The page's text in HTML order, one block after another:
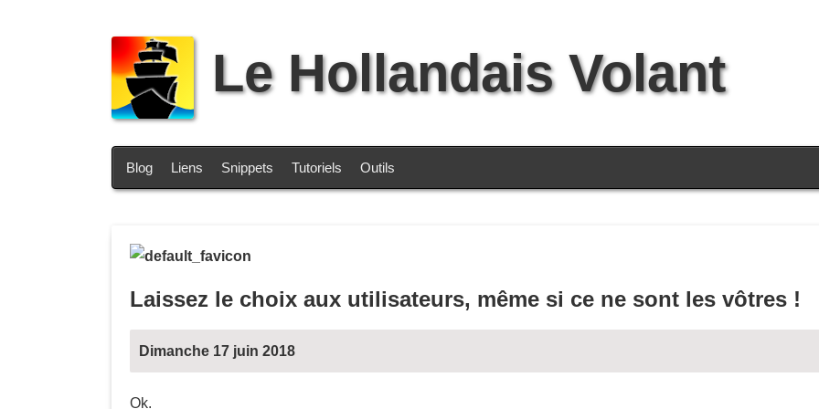
Le Hollandais Volant
Blog Liens Snippets Tutoriels Outils
Laissez le choix aux utilisateurs, même si ce ne sont les vôtres !
Dimanche 17 juin 2018
Ok.